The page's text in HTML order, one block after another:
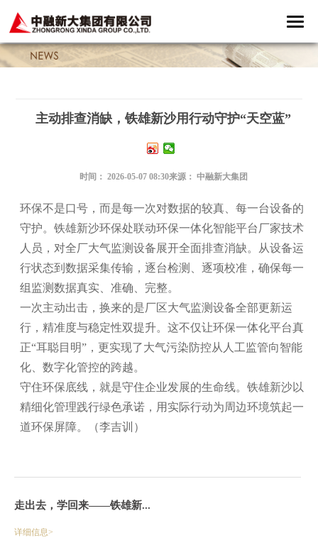
主动排查消缺，铁雄新沙用行动守护“天空蓝”
时间： 2026-05-07 08:30来源： 中融新大集团
环保不是口号，而是每一次对数据的较真、每一台设备的
守护。铁雄新沙环保处联动环保一体化智能平台厂家技术
人员，对全厂大气监测设备展开全面排查消缺。从设备运
行状态到数据采集传输，逐台检测、逐项校准，确保每一
组监测数据真实、准确、完整。
一次主动出击，换来的是厂区大气监测设备全部更新运
行，精准度与稳定性双提升。这不仅让环保一体化平台真
正“耳聪目明”，更实现了大气污染防控从人工监管向智能
化、数字化管控的跨越。
守住环保底线，就是守住企业发展的生命线。铁雄新沙以
精细化管理践行绿色承诺，用实际行动为周边环境筑起一
道环保屏障。（李吉训）
走出去，学回来——铁雄新...
详细信息>